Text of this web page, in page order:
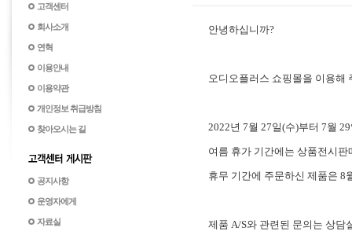
고객센터
회사소개
연혁
이용안내
이용약관
개인정보 취급방침
찾아오시는 길
공지사항
운영자에게
자료실
안녕하십니까?
오디오플러스 쇼핑몰을 이용해
2022년 7월 27일(수)부터 7월
여름 휴가 기간에는 상품전시
휴무 기간에 주문하신 제품은 8
제품 A/S와 관련된 문의는 상담